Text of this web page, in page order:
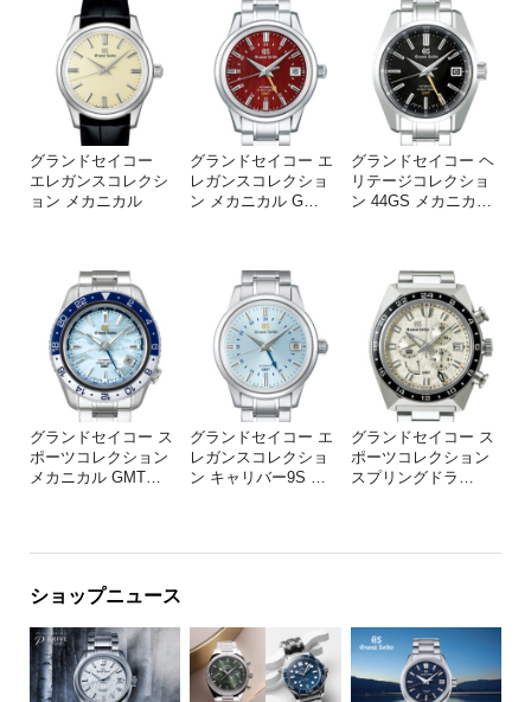
グランドセイコー
エレガンスコレクシ
ョン メカニカル
グランドセイコー エ
レガンスコレクショ
ン メカニカル G…
グランドセイコー ヘ
リテージコレクショ
ン 44GS メカニカ …
グランドセイコー ス
ポーツコレクション
メカニカル GMT…
グランドセイコー エ
レガンスコレクショ
ン キャリバー9S
グランドセイコー ス
ポーツコレクション
スプリングドラ
ショップニュース